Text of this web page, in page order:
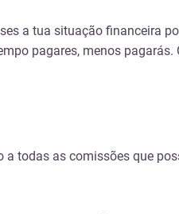
a tua situação financeira
pagares, menos
todas as comissões que